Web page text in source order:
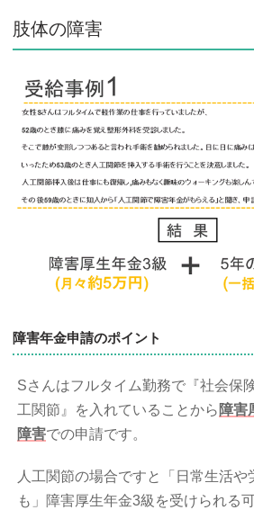
肢体の障害
障害年金申請のポイント
Sさんはフルタイム勤務で『社会保
工関節』を入れていることから 障害
障害での申請です。
人工関節の場合ですと「日常生活や
も」障害厚生年金3級を受けられる